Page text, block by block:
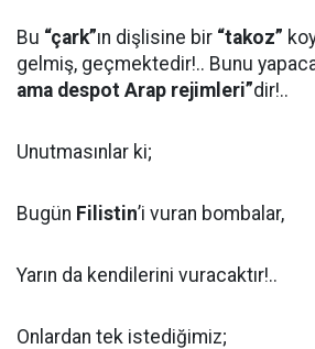
Bu “çark”ın dişlisine bir “takoz”
gelmiş, geçmektedir!.. Bunu
ama despot Arap rejimleri”dir!..
Unutmasınlar ki;
Bugün Filistin’i vuran bombalar,
Yarın da kendilerini vuracaktır!..
Onlardan tek istediğimiz;